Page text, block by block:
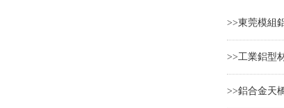
>>東莞模組
>>工業鋁型
>>鋁合金天